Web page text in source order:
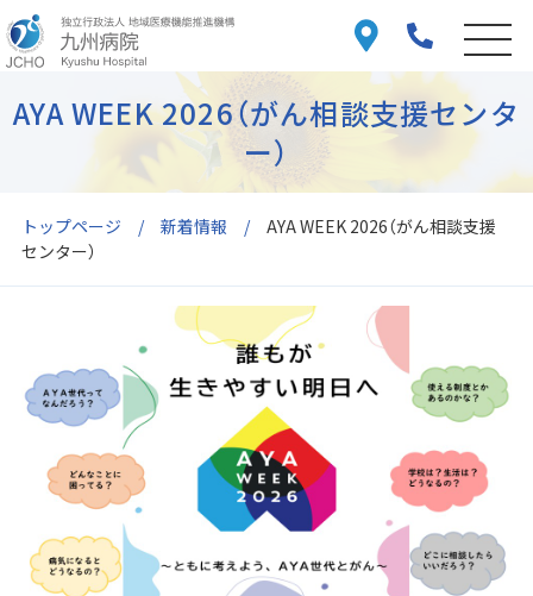
トップページ 新着情報
AYA WEEK 2026（がん相談支援
センター）
AYA WEEK 2026（がん相談支援センタ
ー）